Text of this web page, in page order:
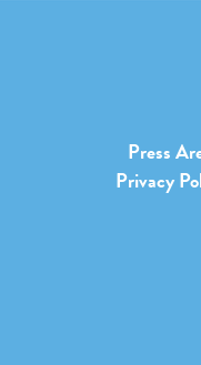
Press
Privacy